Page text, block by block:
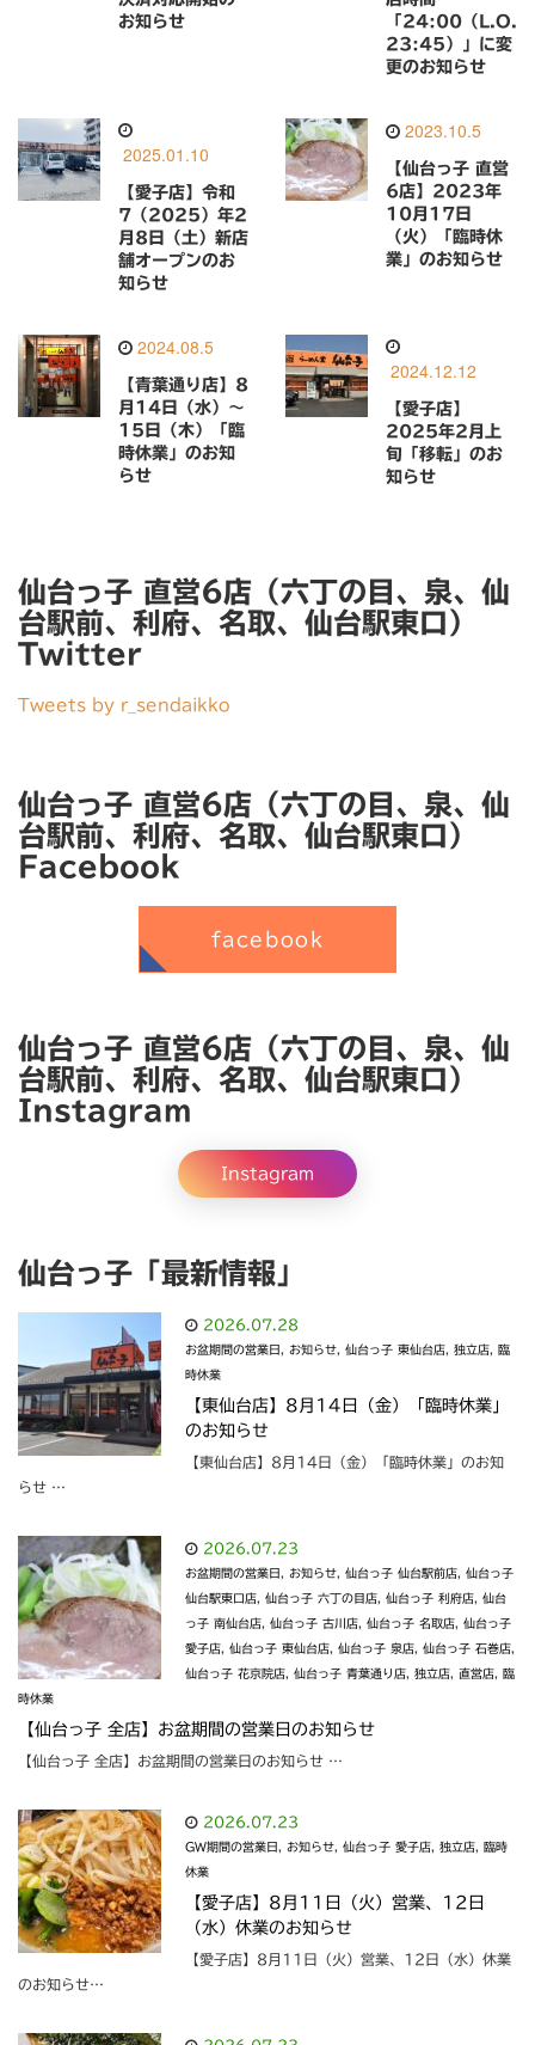
お知らせ
「24:00（L.O.
23:45）」に変
更のお知らせ
2025.01.10
【愛子店】令和
7（2025）年2
月8日（土）新店
舗オープンのお
知らせ
2023.10.5
【仙台っ子 直営
6店】2023年
10月17日
（火）「臨時休
業」のお知らせ
2024.08.5
【青葉通り店】8
月14日（水）〜
15日（木）「臨
時休業」のお知
らせ
2024.12.12
【愛子店】
2025年2月上
旬「移転」のお
知らせ
仙台っ子 直営6店（六丁の目、泉、仙
台駅前、利府、名取、仙台駅東口）
Twitter
Tweets by r_sendaikko
仙台っ子 直営6店（六丁の目、泉、仙
台駅前、利府、名取、仙台駅東口）
Facebook
facebook
仙台っ子 直営6店（六丁の目、泉、仙
台駅前、利府、名取、仙台駅東口）
Instagram
Instagram
仙台っ子「最新情報」
2026.07.28
お盆期間の営業日 お知らせ 仙台っ子 東仙台店 独立店 臨
時休業
【東仙台店】8月14日（金）「臨時休業」
のお知らせ
【東仙台店】8月14日（金）「臨時休業」のお知
らせ …
2026.07.23
お盆期間の営業日 お知らせ 仙台っ子 仙台駅前店 仙台っ子
仙台駅東口店 仙台っ子 六丁の目店 仙台っ子 利府店 仙台
っ子 南仙台店 仙台っ子 古川店 仙台っ子 名取店 仙台っ子
愛子店 仙台っ子 東仙台店 仙台っ子 泉店 仙台っ子 石巻店
仙台っ子 花京院店 仙台っ子 青葉通り店 独立店 直営店 臨
時休業
【仙台っ子 全店】お盆期間の営業日のお知らせ
【仙台っ子 全店】お盆期間の営業日のお知らせ …
2026.07.23
GW期間の営業日 お知らせ 仙台っ子 愛子店 独立店 臨時
休業
【愛子店】8月11日（火）営業、12日
（水）休業のお知らせ
【愛子店】8月11日（火）営業、12日（水）休業
のお知らせ…